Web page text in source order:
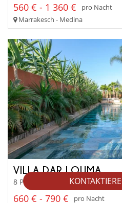
560 € - 1 360 €
pro Nacht
Marrakesch - Medina
VILLA DAR LOUMA
8 Personen • 4 Schlafzimmer •
660 € - 790 € pro Nacht